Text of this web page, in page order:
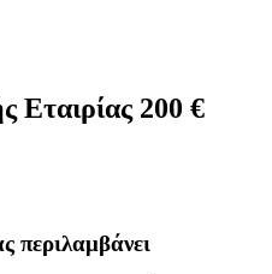
Εταιρίας 200 €
περιλαμβάνει